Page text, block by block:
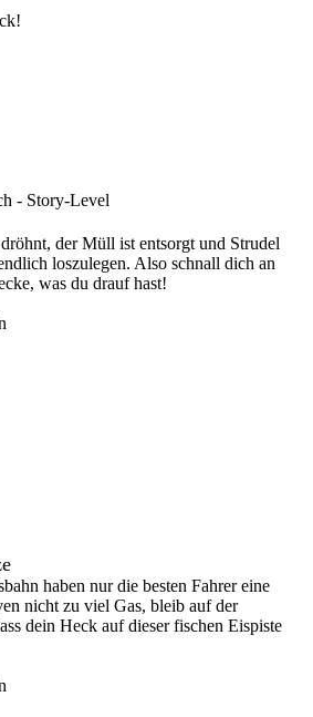
- Story-Level
der Müll ist entsorgt und Strudel
loszulegen. Also schnall dich an
was du drauf hast!
haben nur die besten Fahrer eine
nicht zu viel Gas, bleib auf der
dein Heck auf dieser fischen Eispiste